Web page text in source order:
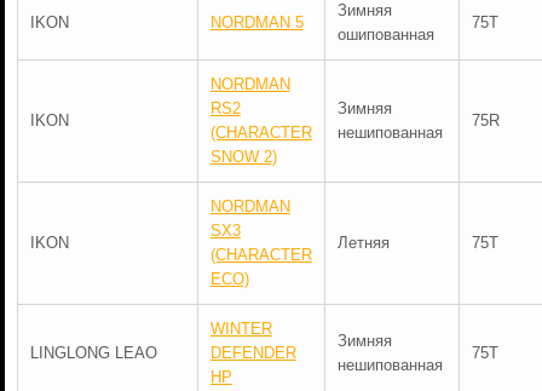
IKON NORDMAN 5
Зимняя
ошипованная
75T
IKON
NORDMAN
RS2
(CHARACTER
SNOW 2)
Зимняя
нешипованная
75R
IKON
NORDMAN
SX3
(CHARACTER
ECO)
Летняя 75T
LINGLONG LEAO
WINTER
DEFENDER
HP
Зимняя
нешипованная
75T